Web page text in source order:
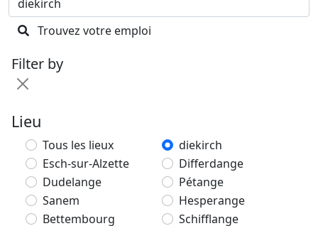
Trouvez votre emploi
Filter by
Lieu
Tous les lieux
diekirch
Esch-sur-Alzette
Differdange
Dudelange
Pétange
Sanem
Hesperange
Bettembourg
Schifflange